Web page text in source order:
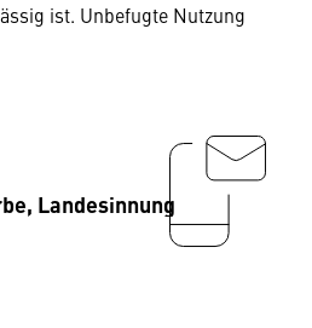
ist. Unbefugte Nutzung
Landesinnung